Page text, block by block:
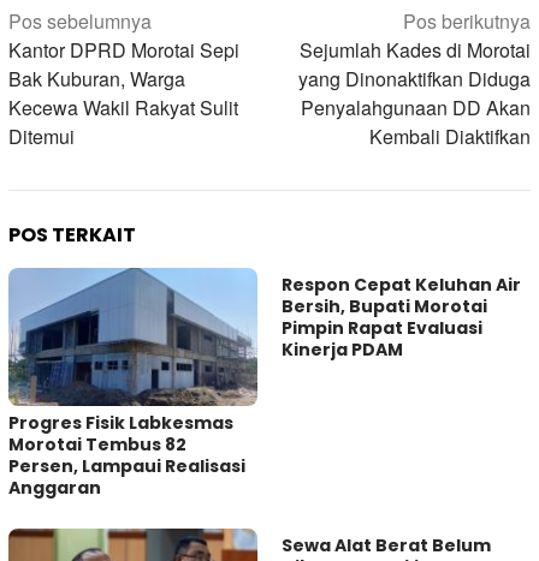
Navigasi
pos
Pos sebelumnya
Kantor DPRD Morotai Sepi
Bak Kuburan, Warga
Kecewa Wakil Rakyat Sulit
Ditemui
Pos berikutnya
Sejumlah Kades di Morotai
yang Dinonaktifkan Diduga
Penyalahgunaan DD Akan
Kembali Diaktifkan
POS TERKAIT
Progres Fisik Labkesmas
Morotai Tembus 82
Persen, Lampaui Realisasi
Anggaran
Respon Cepat Keluhan Air
Bersih, Bupati Morotai
Pimpin Rapat Evaluasi
Kinerja PDAM
Sewa Alat Berat Belum